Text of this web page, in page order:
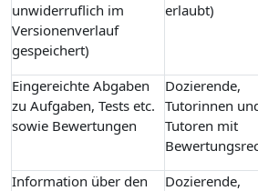
unwiderruflich im
Versionenverlauf
gespeichert)
erlaubt)
Eingereichte Abgaben
zu Aufgaben, Tests etc.
sowie Bewertungen
Dozierende,
Tutorinnen
Tutoren mit
Information über den
Dozierende,